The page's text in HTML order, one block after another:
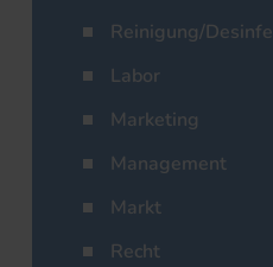
Reinigung/
Labor
Marketing
Management
Markt
Recht